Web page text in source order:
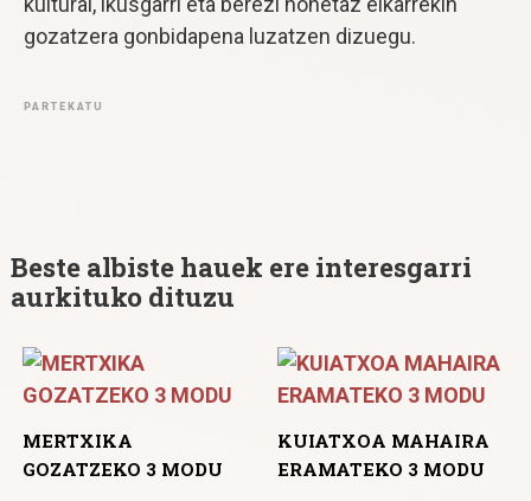
gozatzera gonbidapena luzatzen dizuegu.
PARTEKATU
Beste albiste hauek ere interesgarri
aurkituko dituzu
MERTXIKA
GOZATZEKO 3 MODU
KUIATXOA MAHAIRA
ERAMATEKO 3 MODU